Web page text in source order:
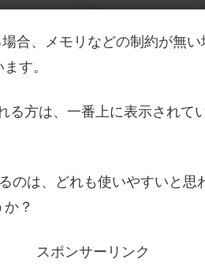
合、メモリなどの制約が無
す。
る方は、一番上に表示されて
のは、どれも使いやすいと
？
スポンサーリンク